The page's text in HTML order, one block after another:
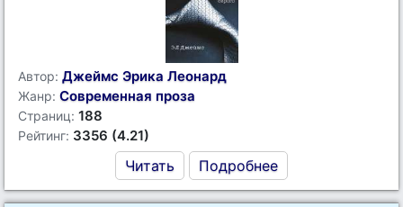
Автор: Джеймс Эрика Леонард
Жанр: Современная проза
Страниц: 188
Рейтинг: 3356 (4.21)
Читать Подробнее